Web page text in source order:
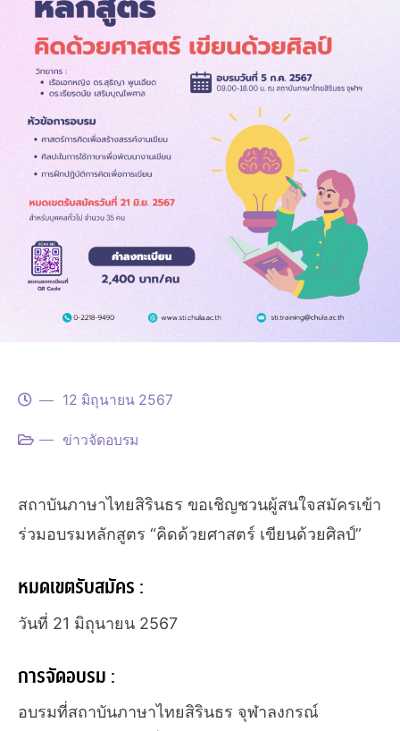
12 มิถุนายน 2567
ข่าวจัดอบรม
สถาบันภาษาไทยสิรินธร ขอเชิญชวนผู้สนใจสมัครเข้า
ร่วมอบรมหลักสูตร “คิดด้วยศาสตร์ เขียนด้วยศิลป์”
หมดเขตรับสมัคร :
วันที่ 21 มิถุนายน 2567
การจัดอบรม :
อบรมที่สถาบันภาษาไทยสิรินธร จุฬาลงกรณ์